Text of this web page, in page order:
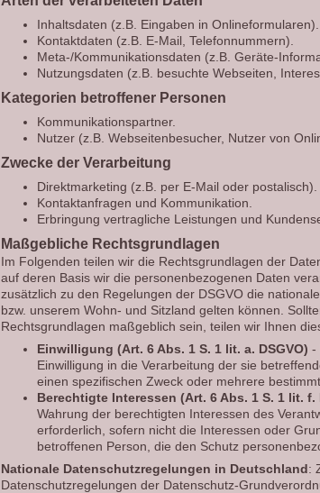
Inhaltsdaten (z.B. Eingaben in Onlineformularen).
Kontaktdaten (z.B. E-Mail, Telefonnummern).
Meta-/Kommunikationsdaten (z.B. Geräte-
Nutzungsdaten (z.B. besuchte Webseiten,
Kategorien betroffener Personen
Kommunikationspartner.
Nutzer (z.B. Webseitenbesucher, Nutzer von
Zwecke der Verarbeitung
Direktmarketing (z.B. per E-Mail oder postalisch).
Kontaktanfragen und Kommunikation.
Erbringung vertragliche Leistungen und
Maßgebliche Rechtsgrundlagen
Im Folgenden teilen wir die Rechtsgrundlagen der
auf deren Basis wir die personenbezogenen Daten
zusätzlich zu den Regelungen der DSGVO die
bzw. unserem Wohn- und Sitzland gelten können.
Rechtsgrundlagen maßgeblich sein, teilen wir Ihnen
Einwilligung (Art. 6 Abs. 1 S. 1 lit. a. DSGVO) -
Einwilligung in die Verarbeitung der sie
einen spezifischen Zweck oder mehrere
Berechtigte Interessen (Art. 6 Abs. 1 S. 1 lit. f.
Wahrung der berechtigten Interessen des
erforderlich, sofern nicht die Interessen oder
betroffenen Person, die den Schutz
Nationale Datenschutzregelungen in Deutschland:
Datenschutzregelungen der Datenschutz-